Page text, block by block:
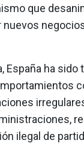
que
nuevos
España ha sido
ilegal de